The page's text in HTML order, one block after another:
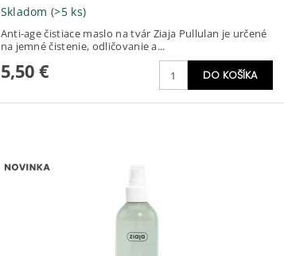
Skladom(>5 ks)
Anti-age čistiace maslo na tvár Ziaja Pullulan je určené
na jemné čistenie, odličovanie a...
5,50 €